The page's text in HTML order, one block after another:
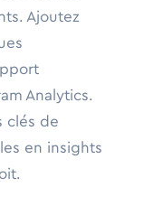
Ajoutez
Analytics.
clés de
en insights